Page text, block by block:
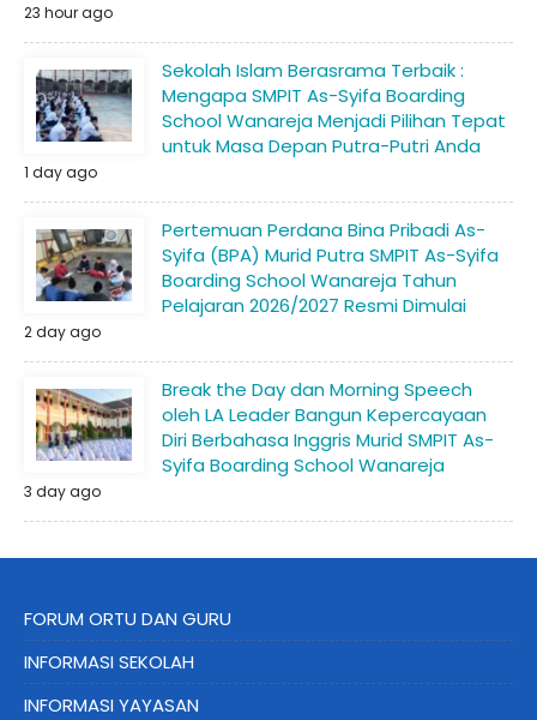
23 hour ago
Sekolah Islam Berasrama Terbaik :
Mengapa SMPIT As-Syifa Boarding
School Wanareja Menjadi Pilihan Tepat
untuk Masa Depan Putra-Putri Anda
1 day ago
Pertemuan Perdana Bina Pribadi As-
Syifa (BPA) Murid Putra SMPIT As-Syifa
Boarding School Wanareja Tahun
Pelajaran 2026/2027 Resmi Dimulai
2 day ago
Break the Day dan Morning Speech
oleh LA Leader Bangun Kepercayaan
Diri Berbahasa Inggris Murid SMPIT As-
Syifa Boarding School Wanareja
3 day ago
FORUM ORTU DAN GURU
INFORMASI SEKOLAH
INFORMASI YAYASAN